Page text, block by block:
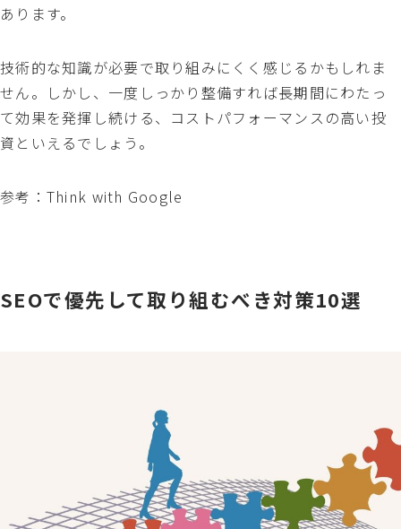
あります。
技術的な知識が必要で取り組みにくく感じるかもしれま
せん。しかし、一度しっかり整備すれば長期間にわたっ
て効果を発揮し続ける、コストパフォーマンスの高い投
資といえるでしょう。
参考： Think with Google
SEOで優先して取り組むべき対策10選